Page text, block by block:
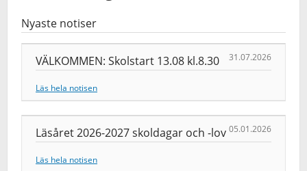
Nyaste notiser
VÄLKOMMEN: Skolstart 13.08 kl.8.30 31.07.2026
Läs hela notisen
Läsåret 2026-2027 skoldagar och -lov 05.01.2026
Läs hela notisen